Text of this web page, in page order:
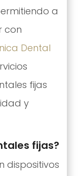
a
con
Dental
fijas
y
fijas?
dispositivos